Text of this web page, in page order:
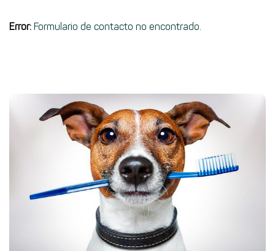
Error: Formulario de contacto no encontrado.